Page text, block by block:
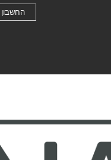
החשבון